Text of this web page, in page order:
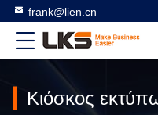
frank@lien.cn
Κιόσκος